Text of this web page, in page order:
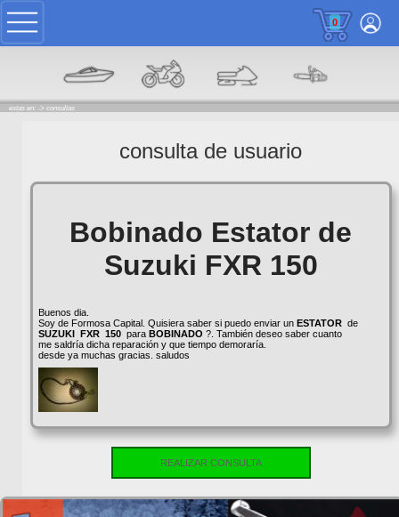
0
estas en: -> consultas
consulta de usuario
Bobinado Estator de
Suzuki FXR 150
Buenos dia.
Soy de Formosa Capital. Quisiera saber si puedo enviar un ESTATORde
SUZUKI FXR 150para BOBINADO ?. También deseo saber cuanto
me saldría dicha reparación y que tiempo demoraría.
desde ya muchas gracias. saludos
REALIZAR CONSULTA